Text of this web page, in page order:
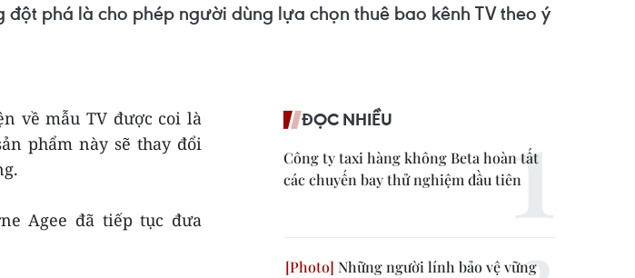
phá là cho phép người dùng lựa chọn thuê bao kênh TV theo ý
về mẫu TV được coi là
phẩm này sẽ thay đổi
Agee đã tiếp tục đưa
ĐỌC NHIỀU
Công ty taxi hàng không Beta hoàn tất
các chuyến bay thử nghiệm đầu tiên
Những người lính bảo vệ vững